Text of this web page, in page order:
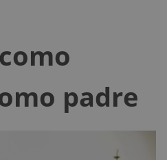
padre